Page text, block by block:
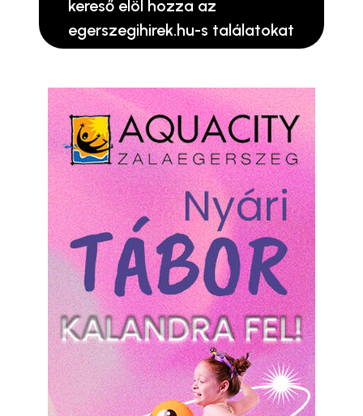
kereső elöl hozza az
egerszegihirek.hu-s találatokat